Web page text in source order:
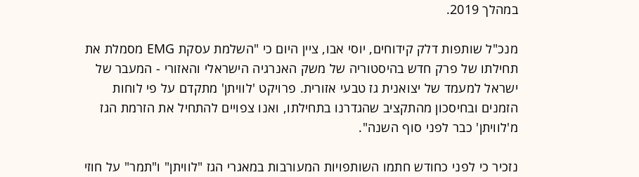
במהלך 2019.
מנכ"ל שותפות דלק קידוחים, יוסי אבו, ציין היום כי "השלמת עסקת EMG מסמלת את
תחילתו של פרק חדש בהיסטוריה של משק האנרגיה הישראלי והאזורי - המעבר של
ישראל למעמד של יצואנית גז טבעי אזורית. פרויקט 'לוויתן' מתקדם על פי לוחות
הזמנים ובחיסכון מהתקציב שהגדרנו בתחילתו, ואנו צפויים להתחיל את הזרמת הגז
מ'לוויתן' כבר לפני סוף השנה".
נזכיר כי לפני כחודש חתמו השותפויות המעורבות במאגרי הגז "לוויתן" ו"תמר" על חוזי